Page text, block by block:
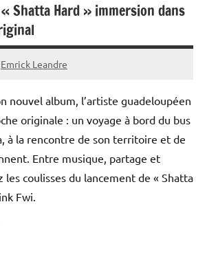
« Shatta Hard » immersion dans
Emrick Leandre
nouvel album, l’artiste guadeloupéen
originale : un voyage à bord du bus
à la rencontre de son territoire et de
Entre musique, partage et
les coulisses du lancement de « Shatta
Fwi.